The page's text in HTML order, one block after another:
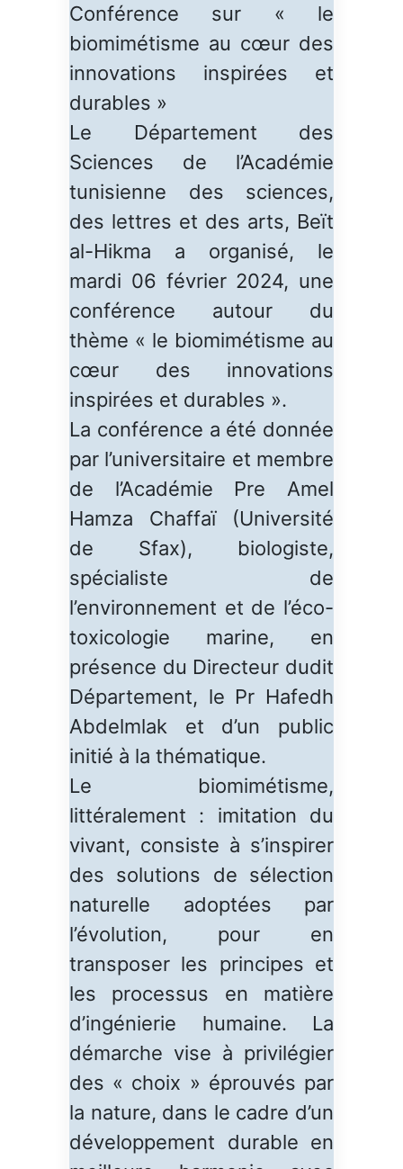
Conférence sur « le
biomimétisme au cœur des
innovations inspirées et
durables »
Le Département des
Sciences de l’Académie
tunisienne des sciences,
des lettres et des arts, Beït
al-Hikma a organisé, le
mardi 06 février 2024, une
conférence autour du
thème « le biomimétisme au
cœur des innovations
inspirées et durables ».
La conférence a été donnée
par l’universitaire et membre
de l’Académie Pre Amel
Hamza Chaffaï (Université
de Sfax), biologiste,
spécialiste de
l’environnement et de l’éco-
toxicologie marine, en
présence du Directeur dudit
Département, le Pr Hafedh
Abdelmlak et d’un public
initié à la thématique.
Le biomimétisme,
littéralement : imitation du
vivant, consiste à s’inspirer
des solutions de sélection
naturelle adoptées par
l’évolution, pour en
transposer les principes et
les processus en matière
d’ingénierie humaine. La
démarche vise à privilégier
des « choix » éprouvés par
la nature, dans le cadre d’un
développement durable en